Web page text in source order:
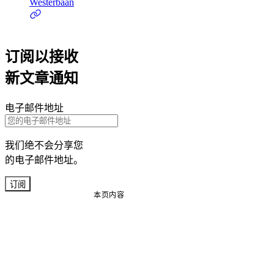
本页内容
订阅以接收
新文章通知
电子邮件地址
我们绝不会分享您
的电子邮件地址。
订阅